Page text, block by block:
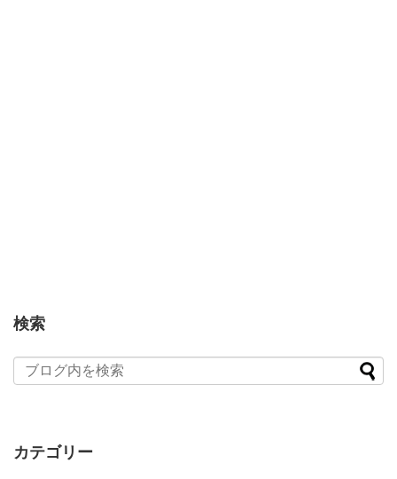
検索
カテゴリー